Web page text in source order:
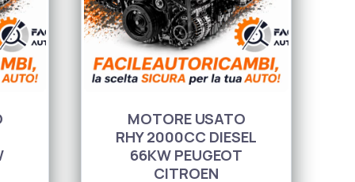
MOTORE USATO
RHY 2000CC DIESEL
66KW PEUGEOT
CITROEN